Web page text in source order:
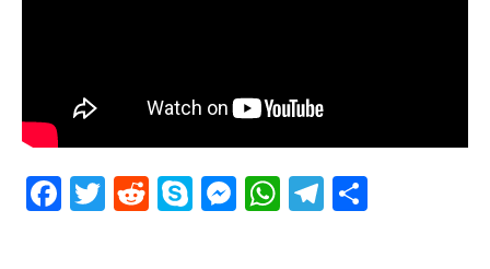
Facebook
Twitter
RedditSkypeMessenger
WhatsApp
Telegram